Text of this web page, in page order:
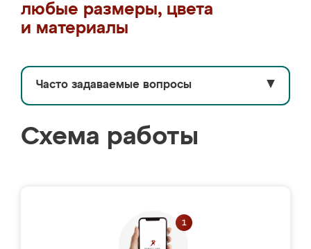
любые размеры, цвета
и материалы
Часто задаваемые вопросы ▼
Схема работы